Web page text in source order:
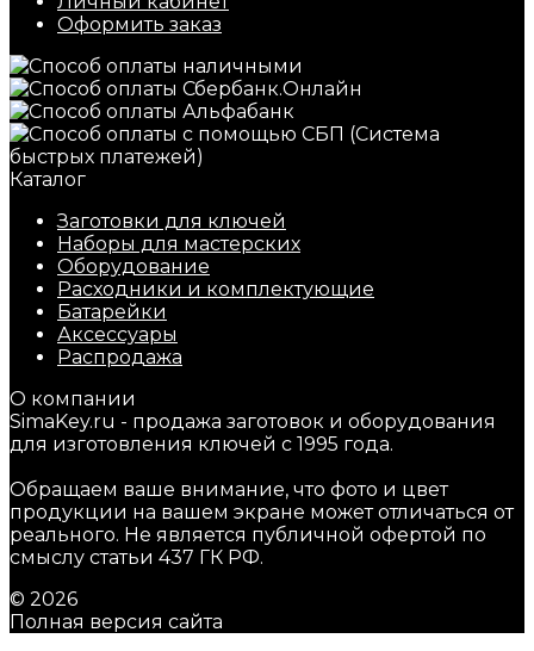
Оформить заказ
Каталог
Заготовки для ключей
Наборы для мастерских
Оборудование
Расходники и комплектующие
Батарейки
Аксессуары
Распродажа
О компании
SimaKey.ru - продажа заготовок и оборудования
для изготовления ключей с 1995 года.
Обращаем ваше внимание, что фото и цвет
продукции на вашем экране может отличаться от
реального. Не является публичной офертой по
смыслу статьи 437 ГК РФ.
© 2026
Полная версия сайта